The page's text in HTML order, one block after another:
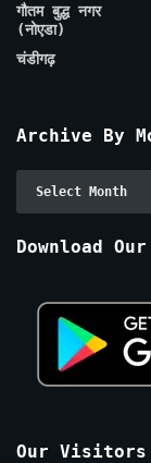
गौतम बुद्ध नगर
(नोएडा)
चंडीगढ़
Archive By
Download
Our Visitors